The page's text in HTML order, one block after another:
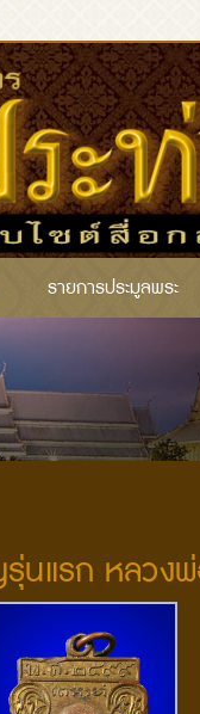
รายการประมูลพระ
นแรก หลวง